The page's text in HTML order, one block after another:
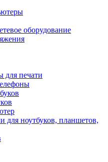
оборудование
для печати
для ноутбуков, планшетов,